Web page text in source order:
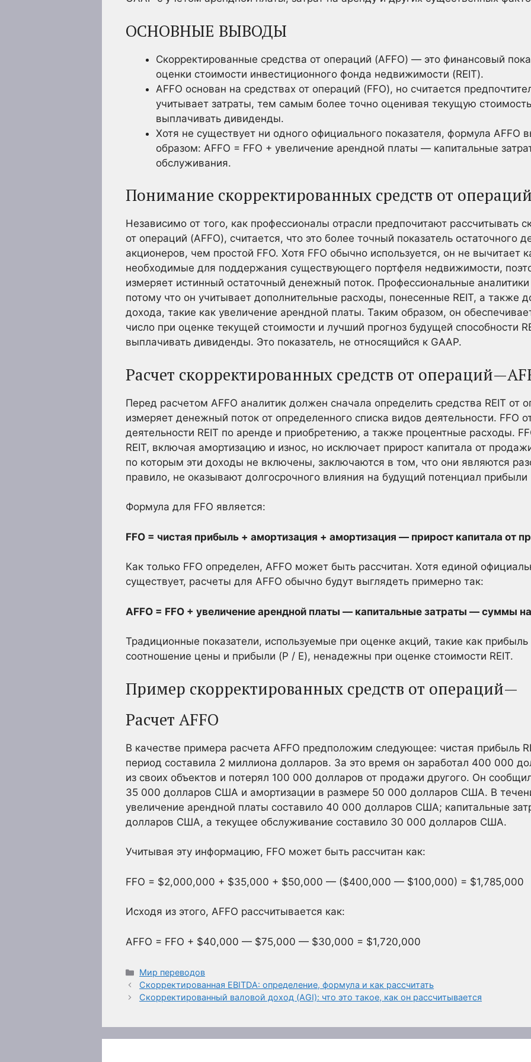
ОСНОВНЫЕ ВЫВОДЫ
Скорректированные средства от операций (AFFO) — это финансовый
оценки стоимости инвестиционного фонда недвижимости (REIT).
AFFO основан на средствах от операций (FFO), но считается
учитывает затраты, тем самым более точно оценивая текущую стоимость
выплачивать дивиденды.
Хотя не существует ни одного официального показателя, формула AFFO
образом: AFFO = FFO + увеличение арендной платы — капитальные
обслуживания.
Понимание скорректированных средств от
Независимо от того, как профессионалы отрасли предпочитают рассчитывать
от операций (AFFO), считается, что это более точный показатель остаточного
акционеров, чем простой FFO. Хотя FFO обычно используется, он не вычитает
необходимые для поддержания существующего портфеля недвижимости,
измеряет истинный остаточный денежный поток. Профессиональные
потому что он учитывает дополнительные расходы, понесенные REIT, а также
дохода, такие как увеличение арендной платы. Таким образом, он
число при оценке текущей стоимости и лучший прогноз будущей способности
выплачивать дивиденды. Это показатель, не относящийся к GAAP.
Расчет скорректированных средств от
Перед расчетом AFFO аналитик должен сначала определить средства REIT от
измеряет денежный поток от определенного списка видов деятельности. FFO
деятельности REIT по аренде и приобретению, а также процентные расходы.
REIT, включая амортизацию и износ, но исключает прирост капитала от
по которым эти доходы не включены, заключаются в том, что они являются
правило, не оказывают долгосрочного влияния на будущий потенциал прибыли
Формула для FFO является:
FFO = чистая прибыль + амортизация + амортизация — прирост капитала от
Как только FFO определен, AFFO может быть рассчитан. Хотя единой
существует, расчеты для AFFO обычно будут выглядеть примерно так:
AFFO = FFO + увеличение арендной платы — капитальные затраты — суммы
Традиционные показатели, используемые при оценке акций, такие как
соотношение цены и прибыли (P / E), ненадежны при оценке стоимости REIT.
Пример скорректированных средств от операций—
Расчет AFFO
В качестве примера расчета AFFO предположим следующее: чистая прибыль
период составила 2 миллиона долларов. За это время он заработал 400 000
из своих объектов и потерял 100 000 долларов от продажи другого. Он
35 000 долларов США и амортизации в размере 50 000 долларов США. В
увеличение арендной платы составило 40 000 долларов США; капитальные
долларов США, а текущее обслуживание составило 30 000 долларов США.
Учитывая эту информацию, FFO может быть рассчитан как:
FFO = $2,000,000 + $35,000 + $50,000 — ($400,000 — $100,000) = $1,785,000
Исходя из этого, AFFO рассчитывается как:
AFFO = FFO + $40,000 — $75,000 — $30,000 = $1,720,000
Рубрики
Мир переводов
Скорректированная EBITDA: определение, формула и как рассчитать
Скорректированный валовой доход (AGI): что это такое, как он рассчитывается